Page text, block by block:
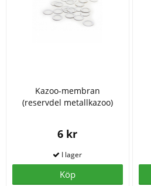
Kazoo-membran
(reservdel metallkazoo)
6 kr
Köp